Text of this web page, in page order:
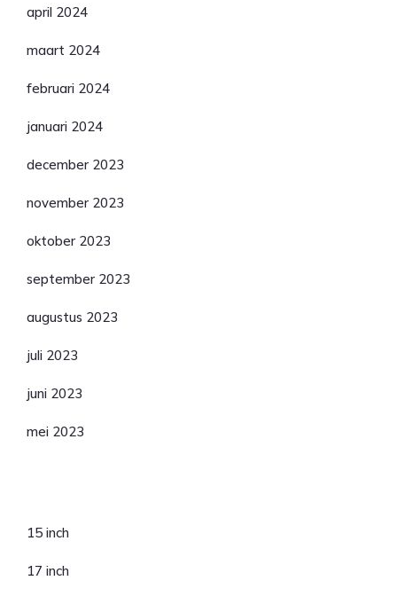
april 2024
maart 2024
februari 2024
januari 2024
december 2023
november 2023
oktober 2023
september 2023
augustus 2023
juli 2023
juni 2023
mei 2023
15 inch
17 inch